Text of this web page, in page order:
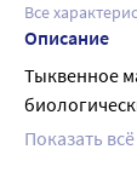
Все
Описание
Тыквенное
содержит
Показать всё